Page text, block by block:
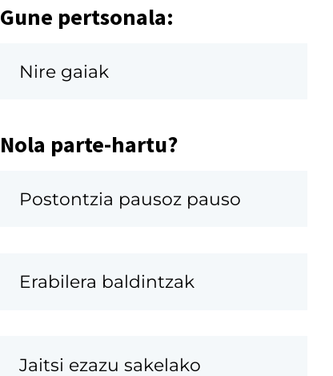
Gune pertsonala:
Nire gaiak
Nola parte-hartu?
Postontzia pausoz pauso
Erabilera baldintzak
Jaitsi ezazu sakelako